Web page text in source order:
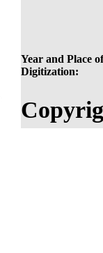
Year and Place of
Digitization: